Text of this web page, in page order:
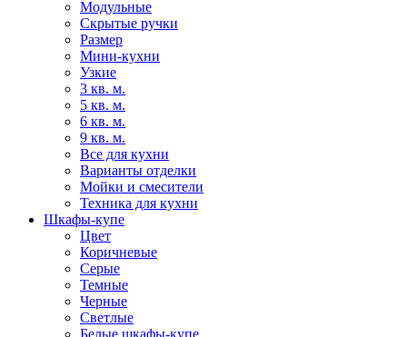
Модульные
Скрытые ручки
Размер
Мини-кухни
Узкие
3 кв. м.
5 кв. м.
6 кв. м.
9 кв. м.
Все для кухни
Варианты отделки
Мойки и смесители
Техника для кухни
Шкафы-купе
Цвет
Коричневые
Серые
Темные
Черные
Светлые
Белые шкафы-купе